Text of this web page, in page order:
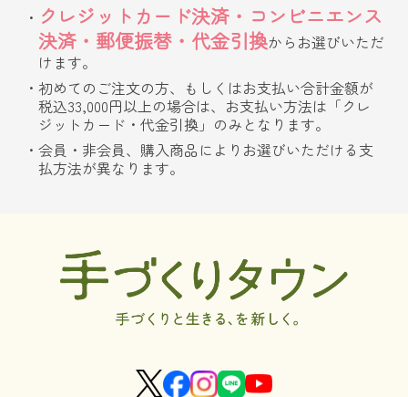
クレジットカード決済・コンビニエンス
決済・郵便振替・代金引換からお選びいただ
けます。
初めてのご注文の方、もしくはお支払い合計金額が
税込33,000円以上の場合は、お支払い方法は「クレ
ジットカード・代金引換」のみとなります。
会員・非会員、購入商品によりお選びいただける支
払方法が異なります。